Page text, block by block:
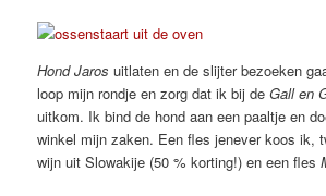
Hond Jaros uitlaten en de slijter bezoeken
loop mijn rondje en zorg dat ik bij deGall en
uitkom. Ik bind de hond aan een paaltje en
winkel mijn zaken. Een fles jenever koos ik,
wijn uit Slowakije (50 % korting!) en een fles